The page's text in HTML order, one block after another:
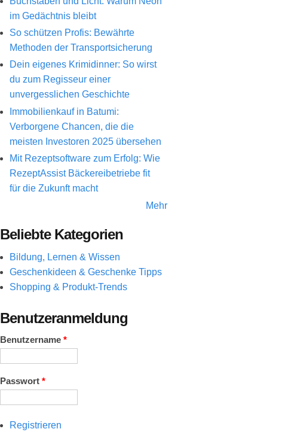
im Gedächtnis bleibt
So schützen Profis: Bewährte
Methoden der Transportsicherung
Dein eigenes Krimidinner: So wirst
du zum Regisseur einer
unvergesslichen Geschichte
Immobilienkauf in Batumi:
Verborgene Chancen, die die
meisten Investoren 2025 übersehen
Mit Rezeptsoftware zum Erfolg: Wie
RezeptAssist Bäckereibetriebe fit
für die Zukunft macht
Mehr
Beliebte Kategorien
Bildung, Lernen & Wissen
Geschenkideen & Geschenke Tipps
Shopping & Produkt-Trends
Benutzeranmeldung
Benutzername *
Passwort *
Registrieren